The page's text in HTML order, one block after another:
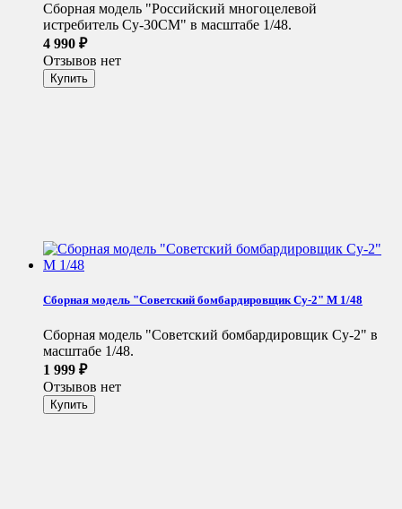
Сборная модель "Российский многоцелевой
истребитель Су-30СМ" в масштабе 1/48.
4 990 ₽
Отзывов нет
Сборная модель "Советский бомбардировщик Су-2" М 1/48
Сборная модель "Советский бомбардировщик Су-2" в
масштабе 1/48.
1 999 ₽
Отзывов нет